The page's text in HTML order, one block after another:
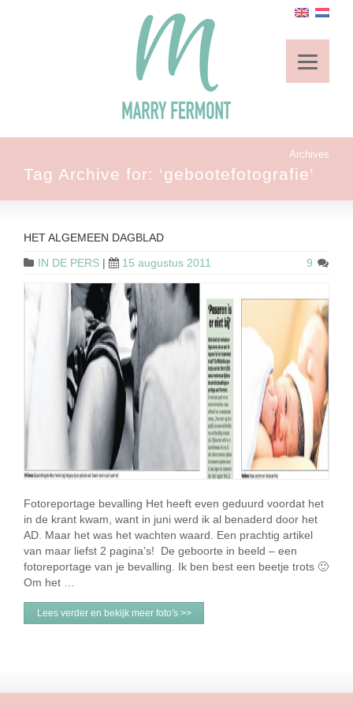
Archives
Tag Archive for: ‘gebootefotografie’
HET ALGEMEEN DAGBLAD
IN DE PERS | 15 augustus 2011 9
Fotoreportage bevalling Het heeft even geduurd voordat het
in de krant kwam, want in juni werd ik al benaderd door het
AD. Maar het was het wachten waard. Een prachtig artikel
van maar liefst 2 pagina’s! De geboorte in beeld – een
fotoreportage van je bevalling. Ik ben best een beetje trots 🙂
Om het …
Lees verder en bekijk meer foto's >>